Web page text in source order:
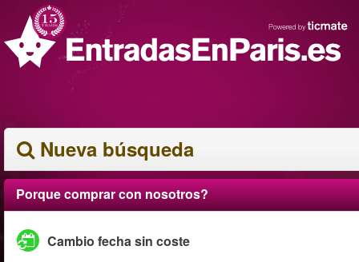
Nueva búsqueda
Porque comprar con nosotros?
Cambio fecha sin coste